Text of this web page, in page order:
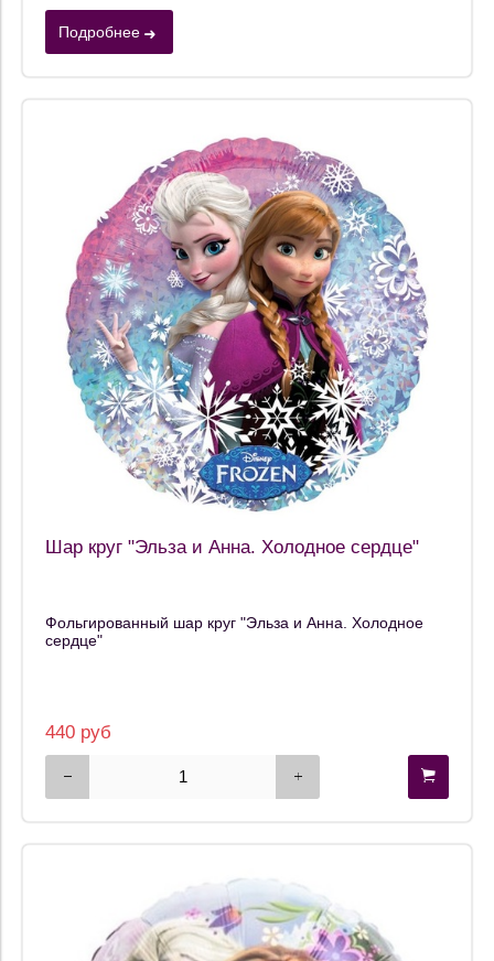
Подробнее
Шар круг "Эльза и Анна. Холодное сердце"
Фольгированный шар круг "Эльза и Анна. Холодное
сердце"
440 руб